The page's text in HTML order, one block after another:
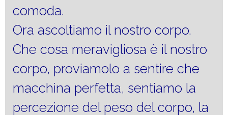
comoda.
Ora ascoltiamo il nostro corpo.
Che cosa meravigliosa è il nostro
corpo, proviamolo a sentire che
macchina perfetta, sentiamo la
percezione del peso del corpo, la